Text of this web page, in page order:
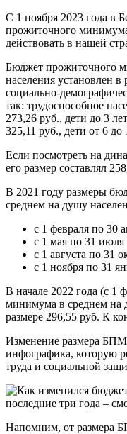
С 1 ноября 2023 года в
прожиточного
действовать в нашей
Бюджет прожиточного
населения установлен
социально-
так: трудоспособное
273,26 руб., дети до 3
325,11 руб., дети от 6 до
Если посмотреть на
его размер составлял
В 2021 году размеры
среднем на душу
с 1 февраля по 30
с 1 мая по 31 июля
с 1 августа по 31
с 1 ноября по 31
В начале 2022 года (с 1
минимума в среднем на
размере 296,55 руб. К
Изменение размера
инфографика, которую
труда и социальной
Напомним, от размера